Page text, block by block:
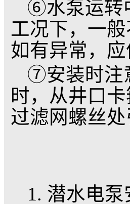
下吊链。B
用吊链吊起
垫，用螺
潜水泵稍稍
电缆扎牢于
关后，接
4. 井用潜